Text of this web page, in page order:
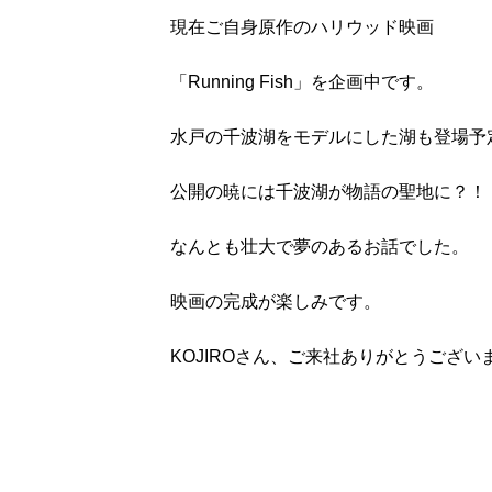
現在ご自身原作のハリウッド映画
「Running Fish」を企画中です。
水戸の千波湖をモデルにした湖も登場予
公開の暁には千波湖が物語の聖地に？！
なんとも壮大で夢のあるお話でした。
映画の完成が楽しみです。
KOJIROさん、ご来社ありがとうござい